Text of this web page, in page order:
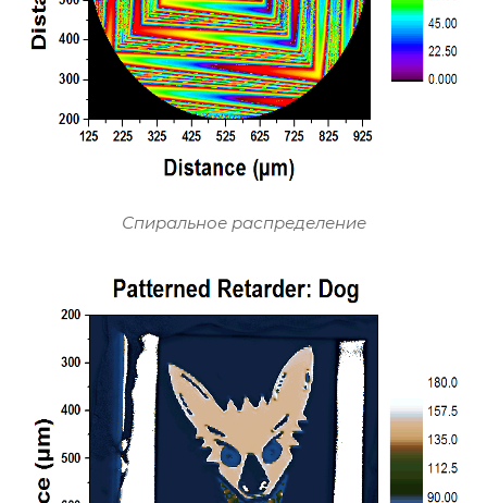
Спиральное распределение